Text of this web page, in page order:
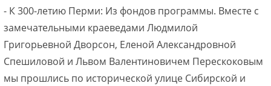
- К 300-летию Перми: Из фондов программы. Вместе с
замечательными краеведами Людмилой
Григорьевной Дворсон, Еленой Александровной
Спешиловой и Львом Валентиновичем Перескоковым
мы прошлись по исторической улице Сибирской и